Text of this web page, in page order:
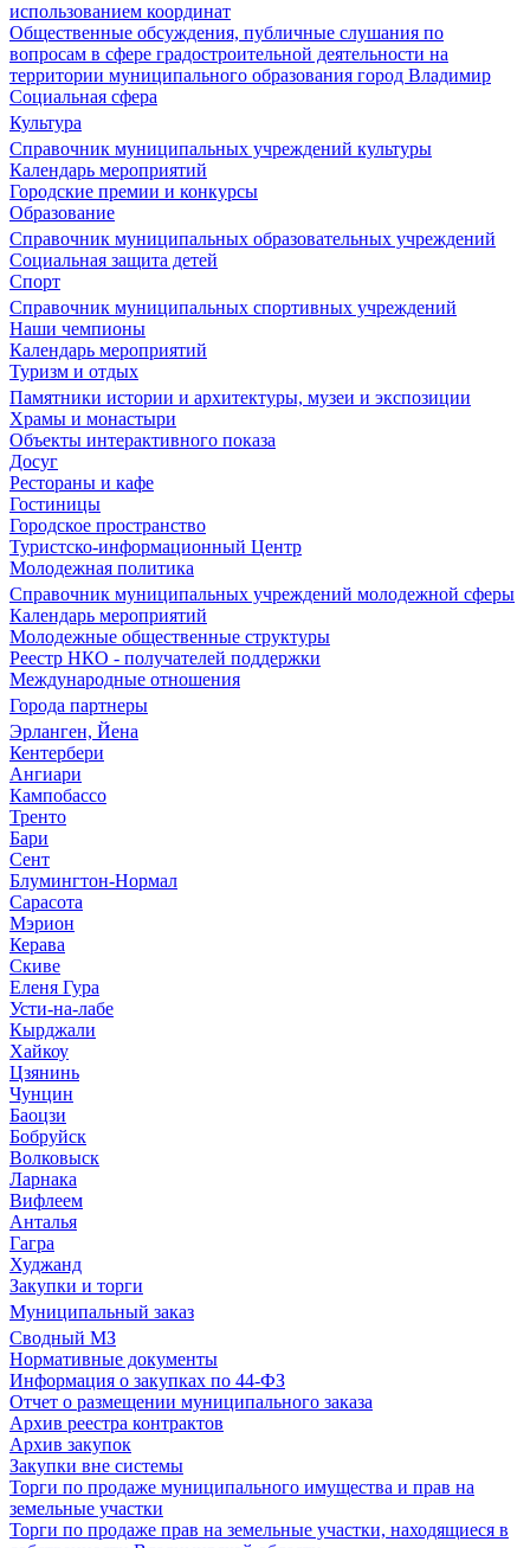
использованием координат
Общественные обсуждения, публичные слушания по
вопросам в сфере градостроительной деятельности на
территории муниципального образования город Владимир
Социальная сфера
Культура
Справочник муниципальных учреждений культуры
Календарь мероприятий
Городские премии и конкурсы
Образование
Справочник муниципальных образовательных учреждений
Социальная защита детей
Спорт
Справочник муниципальных спортивных учреждений
Наши чемпионы
Календарь мероприятий
Туризм и отдых
Памятники истории и архитектуры, музеи и экспозиции
Храмы и монастыри
Объекты интерактивного показа
Досуг
Рестораны и кафе
Гостиницы
Городское пространство
Туристско-информационный Центр
Молодежная политика
Справочник муниципальных учреждений молодежной сферы
Календарь мероприятий
Молодежные общественные структуры
Реестр НКО - получателей поддержки
Международные отношения
Города партнеры
Эрланген, Йена
Кентербери
Ангиари
Кампобассо
Тренто
Бари
Сент
Блумингтон-Нормал
Сарасота
Мэрион
Керава
Скиве
Еленя Гура
Усти-на-лабе
Кырджали
Хайкоу
Цзянинь
Чунцин
Баоцзи
Бобруйск
Волковыск
Ларнака
Вифлеем
Анталья
Гагра
Худжанд
Закупки и торги
Муниципальный заказ
Сводный МЗ
Нормативные документы
Информация о закупках по 44-ФЗ
Отчет о размещении муниципального заказа
Архив реестра контрактов
Архив закупок
Закупки вне системы
Торги по продаже муниципального имущества и прав на
земельные участки
Торги по продаже прав на земельные участки, находящиеся в